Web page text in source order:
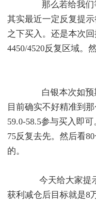
那么若给我们等待
其实最近一定反复提
之下买入。还是本次
4450/4520反复区域。
白银本次如预期
目前确实不好精准到
59.0-58.5参与买入即
75反复去先。然后看
的。
今天给大家提示下
获利减仓后目标就是8